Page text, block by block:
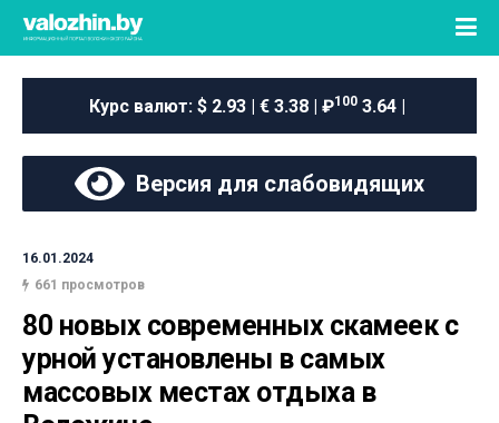
Курс валют: $ 2.93 | € 3.38 | ₽100 3.64 |
Версия для слабовидящих
16.01.2024
661 просмотров
80 новых современных скамеек с
урной установлены в самых
массовых местах отдыха в